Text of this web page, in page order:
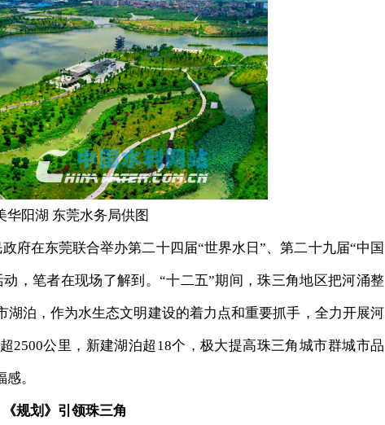
华阳湖 东莞水务局供图
在东莞联合举办第二十四届“世界水日”、第二十九届“中国
，笔者在现场了解到。“十二五”期间，珠三角地区把河涌整
泊，作为水生态文明建设的着力点和重要抓手，全力开展河
2500公里，新建湖泊超18个，极大提高珠三角城市群城市品
。
《规划》引领珠三角